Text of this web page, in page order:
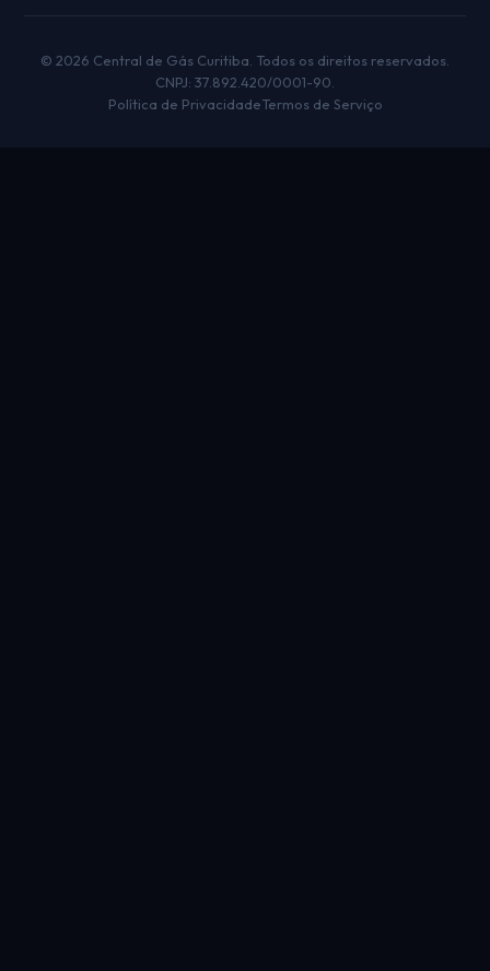
© 2026 Central de Gás Curitiba. Todos os direitos reservados.
CNPJ: 37.892.420/0001-90.
Política de PrivacidadeTermos de Serviço